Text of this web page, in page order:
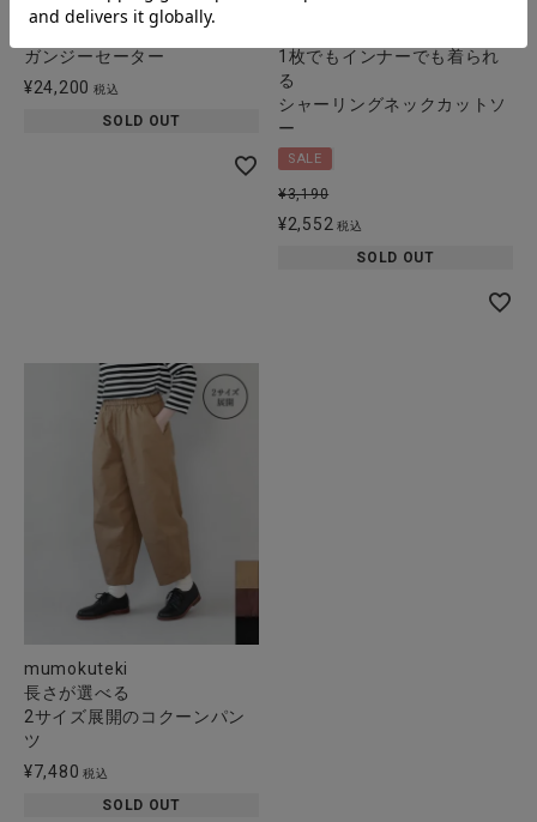
Guernsey WOOLLENS
ガンジーセーター
¥24,200 税込
SOLD OUT
1枚でもインナーでも着られ
る
シャーリングネックカットソ
ー
SALE
¥3,190
¥2,552 税込
SOLD OUT
mumokuteki
長さが選べる
2サイズ展開のコクーンパン
ツ
¥7,480 税込
SOLD OUT